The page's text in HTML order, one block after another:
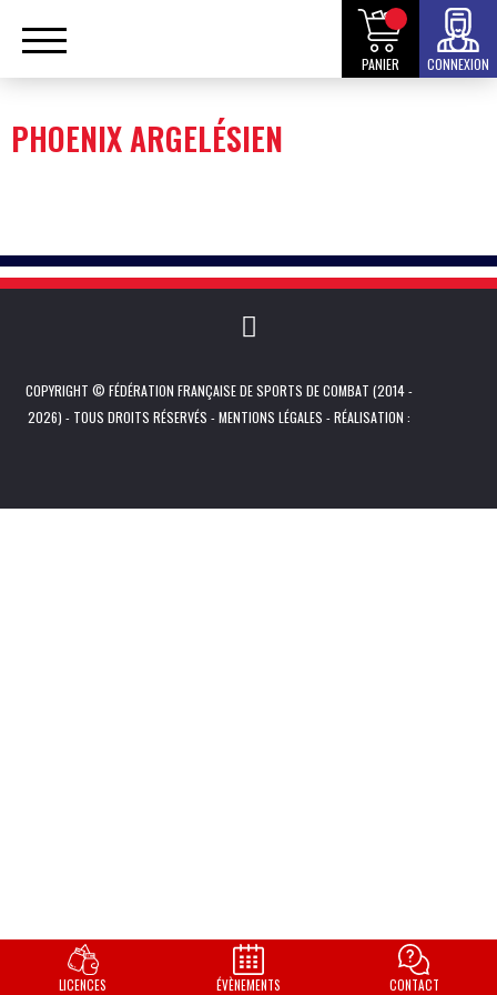
PANIER CONNEXION
PHOENIX ARGELÉSIEN
COPYRIGHT © FÉDÉRATION FRANÇAISE DE SPORTS DE COMBAT (2014 -
2026) - TOUS DROITS RÉSERVÉS -MENTIONS LÉGALES - RÉALISATION :
LICENCES ÉVÈNEMENTS CONTACT